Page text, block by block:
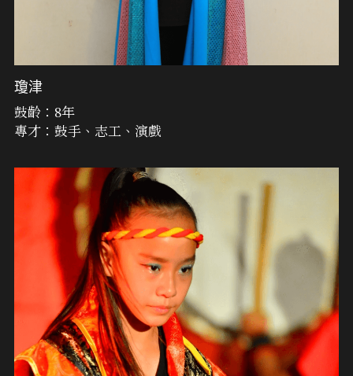
瓊津
鼓齡：8年
專才：鼓手、志工、演戲